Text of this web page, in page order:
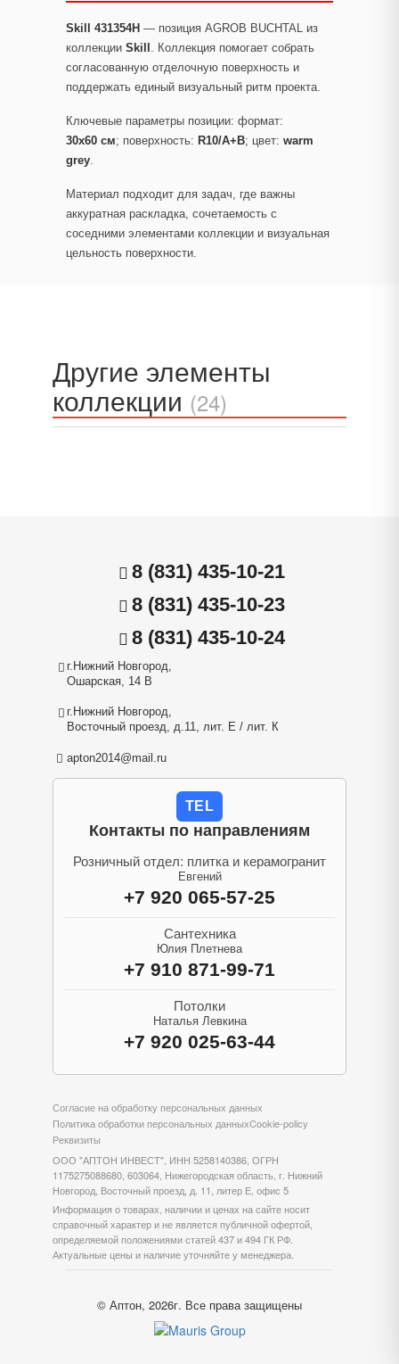
Skill 431354H — позиция AGROB BUCHTAL из
коллекции Skill . Коллекция помогает собрать
согласованную отделочную поверхность и
поддержать единый визуальный ритм проекта.
Ключевые параметры позиции: формат:
30x60 см; поверхность: R10/A+B; цвет: warm
grey.
Материал подходит для задач, где важны
аккуратная раскладка, сочетаемость с
соседними элементами коллекции и визуальная
цельность поверхности.
Другие элементы
коллекции (24)
8 (831) 435-10-21
8 (831) 435-10-23
8 (831) 435-10-24
г.Нижний Новгород,
Ошарская, 14 В
г.Нижний Новгород,
Восточный проезд, д.11, лит. Е / лит. К
apton2014@mail.ru
TEL
Контакты по направлениям
Розничный отдел: плитка и керамогранит
Евгений
+7 920 065-57-25
Сантехника
Юлия Плетнева
+7 910 871-99-71
Потолки
Наталья Левкина
+7 920 025-63-44
Согласие на обработку персональных данных
Политика обработки персональных данныхCookie-policy
Реквизиты
ООО "АПТОН ИНВЕСТ", ИНН 5258140386, ОГРН
1175275088680, 603064, Нижегородская область, г. Нижний
Новгород, Восточный проезд, д. 11, литер Е, офис 5
Информация о товарах, наличии и ценах на сайте носит
справочный характер и не является публичной офертой,
определяемой положениями статей 437 и 494 ГК РФ.
Актуальные цены и наличие уточняйте у менеджера.
© Аптон, 2026г. Все права защищены